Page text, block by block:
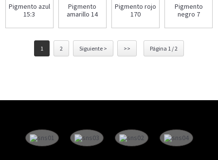
Pigmento azul
15:3
Pigmento
amarillo 14
Pigmento rojo
170
Pigmento
negro 7
1 2 Siguiente > >> Página 1 / 2